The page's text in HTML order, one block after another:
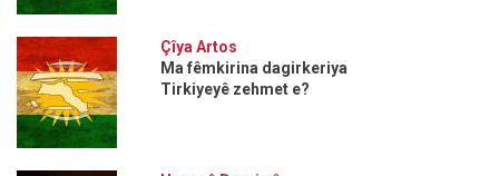
Çîya Artos
Ma fêmkirina dagirkeriya
Tirkiyeyê zehmet e?